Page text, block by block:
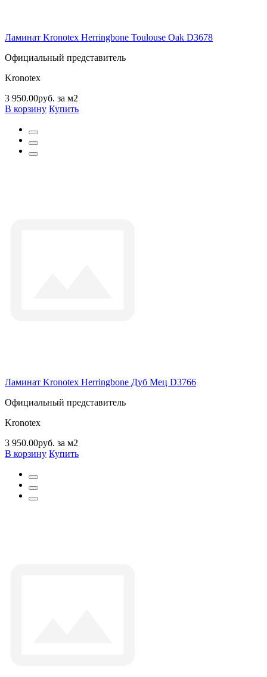
Ламинат Kronotex Herringbone Toulouse Oak D3678
Официальный представитель
Kronotex
3 950.00руб. за м2
В корзину Купить
Ламинат Kronotex Herringbone Дуб Мец D3766
Официальный представитель
Kronotex
3 950.00руб. за м2
В корзину Купить